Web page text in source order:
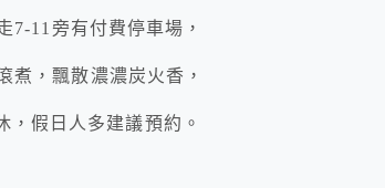
7-11旁有付費停車場，
煮，飄散濃濃炭火香，
，假日人多建議預約。